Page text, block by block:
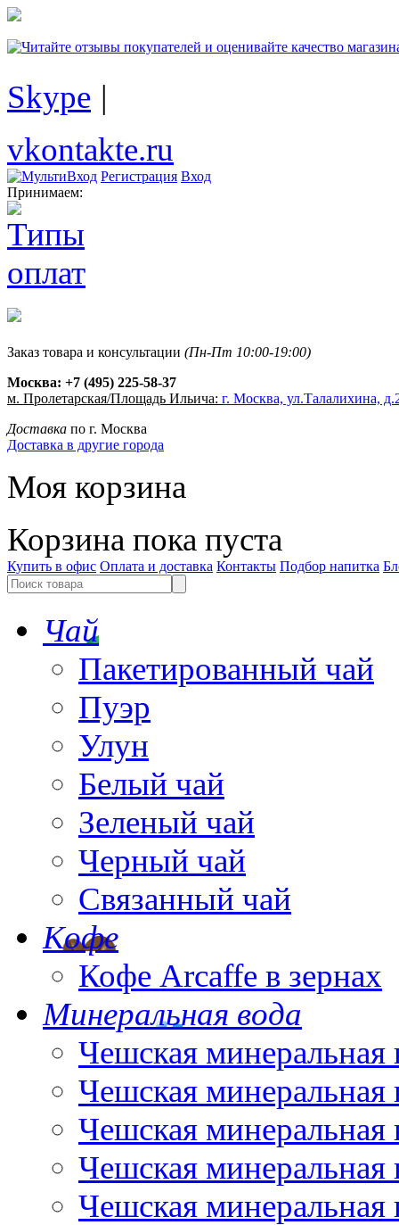
Skype |
vkontakte.ru
Регистрация Вход
Принимаем:
Заказ товара и консультации (Пн-Пт 10:00-19:00)
Москва: +7 (495) 225-58-37
м. Пролетарская/Площадь Ильича: г. Москва, ул.Талалихина,
Доставка по г. Москва
Доставка в другие города
Моя корзина
Корзина пока пуста
Купить в офис Оплата и доставка Контакты Подбор напитка
Чай
Пакетированный чай
Пуэр
Улун
Белый чай
Зеленый чай
Черный чай
Связанный чай
Кофе
Кофе Arcaffe в зернах
Минеральная вода
Чешская минеральная
Чешская минеральная
Чешская минеральная
Чешская минеральная
Чешская минеральная